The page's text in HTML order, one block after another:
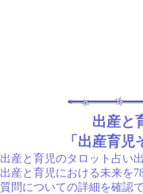
出産と
「出産育
出産と育児のタロット占い
出産と育児における未来を
質問についての詳細を確認で